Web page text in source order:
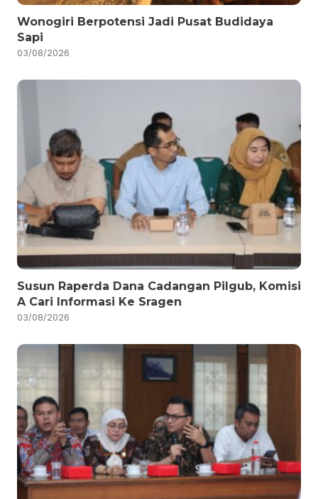
Wonogiri Berpotensi Jadi Pusat Budidaya
Sapi
03/08/2026
Susun Raperda Dana Cadangan Pilgub, Komisi
A Cari Informasi Ke Sragen
03/08/2026